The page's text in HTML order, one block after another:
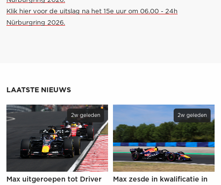
Klik hier voor de uitslag na het 15e uur om 06.00 - 24h
Nürburgring 2026.
LAATSTE NIEUWS
2w geleden
Max uitgeroepen tot Driver
2w geleden
Max zesde in kwalificatie in